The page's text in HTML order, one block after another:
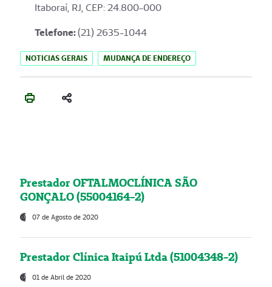
Itaboraí, RJ, CEP: 24.800-000
Telefone:(21) 2635-1044
NOTICIAS GERAIS MUDANÇA DE ENDEREÇO
Prestador OFTALMOCLÍNICA SÃO
GONÇALO (55004164-2)
07 de Agosto de 2020
Prestador Clínica Itaipú Ltda (51004348-2)
01 de Abril de 2020